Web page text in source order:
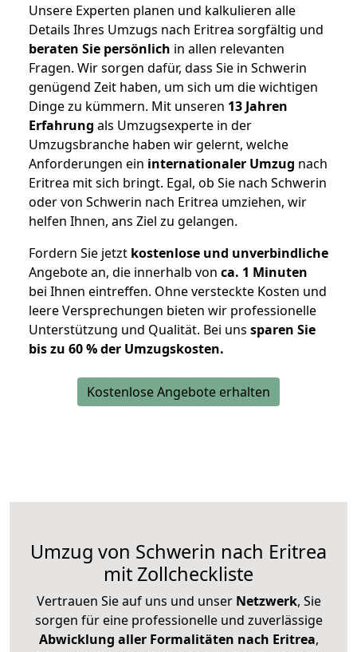
Unsere Experten planen und kalkulieren alle
Details Ihres Umzugs nach Eritrea sorgfältig und
beraten Sie persönlich in allen relevanten
Fragen. Wir sorgen dafür, dass Sie in Schwerin
genügend Zeit haben, um sich um die wichtigen
Dinge zu kümmern. Mit unseren 13 Jahren
Erfahrung als Umzugsexperte in der
Umzugsbranche haben wir gelernt, welche
Anforderungen ein internationaler Umzug nach
Eritrea mit sich bringt. Egal, ob Sie nach Schwerin
oder von Schwerin nach Eritrea umziehen, wir
helfen Ihnen, ans Ziel zu gelangen.
Fordern Sie jetzt kostenlose und unverbindliche
Angebote an, die innerhalb von ca. 1 Minuten
bei Ihnen eintreffen. Ohne versteckte Kosten und
leere Versprechungen bieten wir professionelle
Unterstützung und Qualität. Bei uns sparen Sie
bis zu 60 % der Umzugskosten.
Kostenlose Angebote erhalten
Umzug von Schwerin nach Eritrea
mit Zollcheckliste
Vertrauen Sie auf uns und unser Netzwerk, Sie
sorgen für eine professionelle und zuverlässige
Abwicklung aller Formalitäten nach Eritrea,